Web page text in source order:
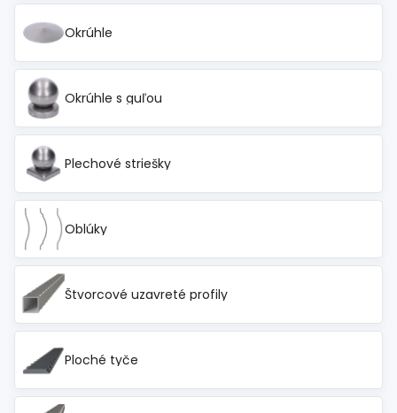
Okrúhle
Okrúhle s guľou
Plechové striešky
Oblúky
Štvorcové uzavreté profily
Ploché tyče